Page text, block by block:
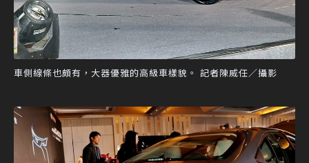
車側線條也頗有，大器優雅的高級車樣貌。 記者陳威任／攝影